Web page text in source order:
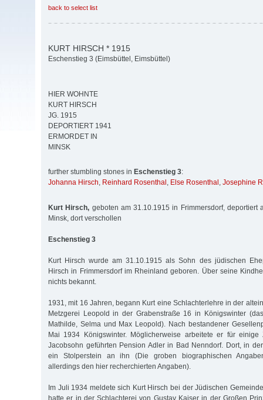
back to select list
KURT HIRSCH * 1915
Eschenstieg 3 (Eimsbüttel, Eimsbüttel)
HIER WOHNTE
KURT HIRSCH
JG. 1915
DEPORTIERT 1941
ERMORDET IN
MINSK
further stumbling stones in Eschenstieg 3:
Johanna Hirsch, Reinhard Rosenthal , Else Rosenthal , Josephine
Kurt Hirsch, geboten am 31.10.1915 in Frimmersdorf, deportiert
Minsk, dort verschollen
Eschenstieg 3
Kurt Hirsch wurde am 31.10.1915 als Sohn des jüdischen
Hirsch in Frimmersdorf im Rheinland geboren. Über seine
nichts bekannt.
1931, mit 16 Jahren, begann Kurt eine Schlachterlehre in der
Metzgerei Leopold in der Grabenstraße 16 in Königswinter
Mathilde, Selma und Max Leopold). Nach bestandener
Mai 1934 Königswinter. Möglicherweise arbeitete er für
Jacobsohn geführten Pension Adler in Bad Nenndorf. Dort, in
ein Stolperstein an ihn (Die groben biographischen
allerdings den hier recherchierten Angaben).
Im Juli 1934 meldete sich Kurt Hirsch bei der Jüdischen
hatte er in der Schlachterei von Gustav Kaiser in der Großen